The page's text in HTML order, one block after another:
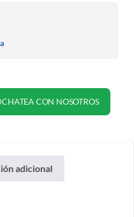
CHATEA CON NOSOTROS
adicional